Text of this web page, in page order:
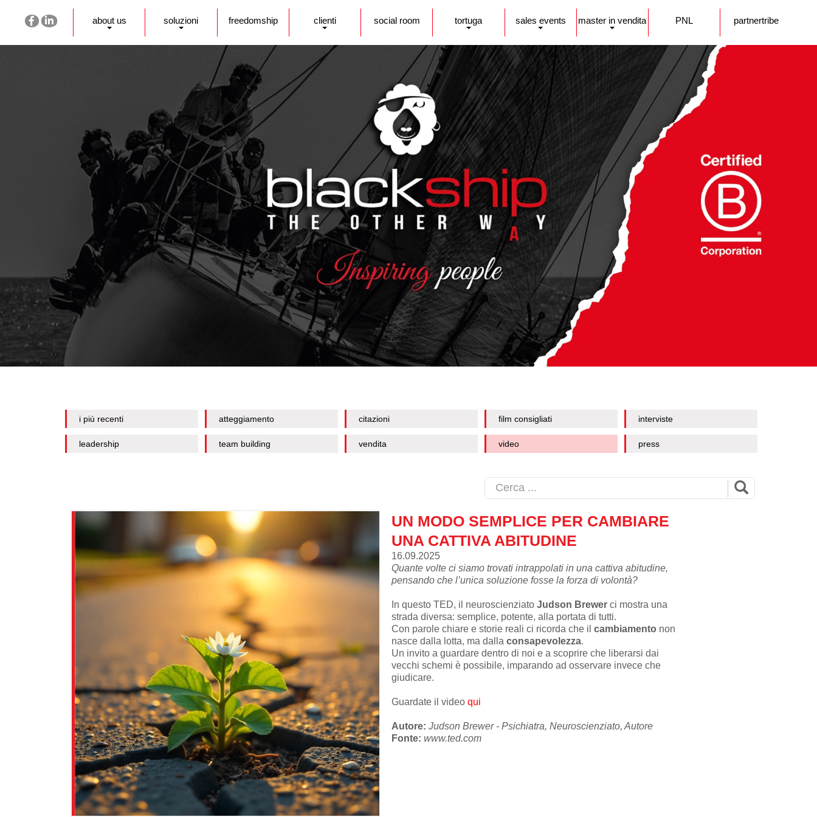
about us soluzioni freedomship clienti social room tortuga sales events master in vendita PNL partnertribe
i più recenti atteggiamento citazioni film consigliati interviste
leadership team building vendita video press
UN MODO SEMPLICE PER CAMBIARE
UNA CATTIVA ABITUDINE
16.09.2025
Quante volte ci siamo trovati intrappolati in una cattiva abitudine,
pensando che l’unica soluzione fosse la forza di volontà?
In questo TED, il neuroscienziato Judson Brewerci mostra una
strada diversa: semplice, potente, alla portata di tutti.
Con parole chiare e storie reali ci ricorda che il cambiamento non
nasce dalla lotta, ma dalla consapevolezza.
Un invito a guardare dentro di noi e a scoprire che liberarsi dai
vecchi schemi è possibile, imparando ad osservare invece che
giudicare.
Guardate il video qui
Autore: Judson Brewer - Psichiatra, Neuroscienziato, Autore
Fonte: www.ted.com